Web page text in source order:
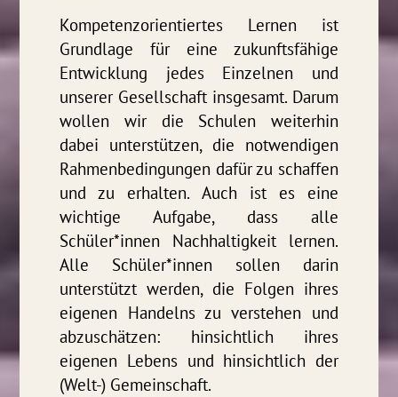
Kompetenzorientiertes Lernen ist
Grundlage für eine zukunftsfähige
Entwicklung jedes Einzelnen und
unserer Gesellschaft insgesamt. Darum
wollen wir die Schulen weiterhin
dabei unterstützen, die notwendigen
Rahmenbedingungen dafür zu schaffen
und zu erhalten. Auch ist es eine
wichtige Aufgabe, dass alle
Schüler*innen Nachhaltigkeit lernen.
Alle Schüler*innen sollen darin
unterstützt werden, die Folgen ihres
eigenen Handelns zu verstehen und
abzuschätzen: hinsichtlich ihres
eigenen Lebens und hinsichtlich der
(Welt-) Gemeinschaft.